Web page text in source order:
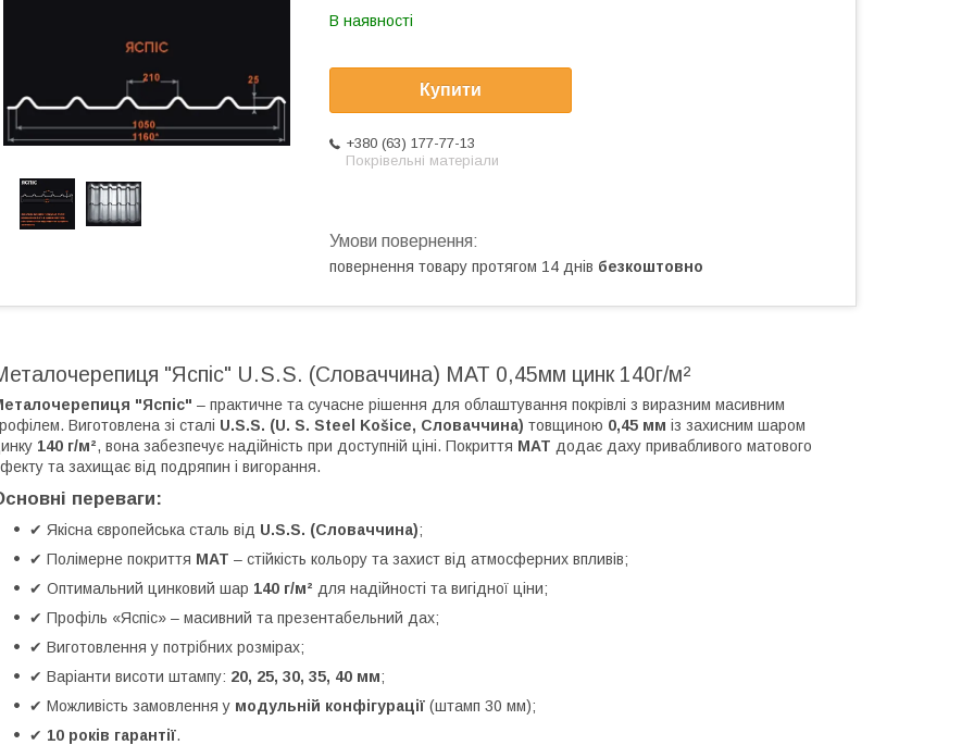
В наявності
Купити
+380 (63) 177-77-13
Покрівельні матеріали
повернення товару протягом 14 днів безкоштовно
"Яспіс" U.S.S. (Словаччина) МАТ 0,45мм цинк 140г/м²
"Яспіс" – практичне та сучасне рішення для облаштування покрівлі з виразним масивним
Виготовлена зі сталі U.S.S. (U. S. Steel Košice, Словаччина) товщиною 0,45 мм із захисним шаром
140 г/м², вона забезпечує надійність при доступній ціні. Покриття МАТ додає даху привабливого матового
та захищає від подряпин і вигорання.
переваги:
✔ Якісна європейська сталь від U.S.S. (Словаччина);
✔ Полімерне покриття МАТ – стійкість кольору та захист від атмосферних впливів;
✔ Оптимальний цинковий шар 140 г/м² для надійності та вигідної ціни;
✔ Профіль «Яспіс» – масивний та презентабельний дах;
✔ Виготовлення у потрібних розмірах;
✔ Варіанти висоти штампу: 20, 25, 30, 35, 40 мм;
✔ Можливість замовлення у модульній конфігурації (штамп 30 мм);
✔ 10 років гарантії.